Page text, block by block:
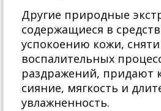
Другие природные
содержащиеся в
успокоению кожи,
воспалительных
раздражений, придают
сияние, мягкость и
увлажненность.